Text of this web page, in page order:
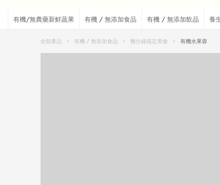
有機/無農藥新鮮蔬果 有機 / 無添加食品 有機 / 無添加飲品 養
全部產品 › 有機 / 無添加食品 › 幾分鐘搞定美食 › 有機水果蓉